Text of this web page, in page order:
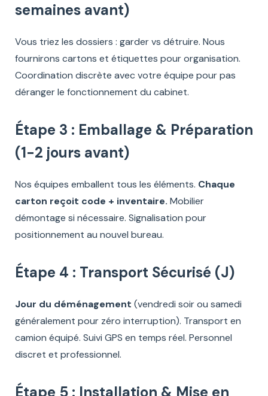
semaines avant)
Vous triez les dossiers : garder vs détruire. Nous
fournirons cartons et étiquettes pour organisation.
Coordination discrète avec votre équipe pour pas
déranger le fonctionnement du cabinet.
Étape 3 : Emballage & Préparation
(1-2 jours avant)
Nos équipes emballent tous les éléments. Chaque
carton reçoit code + inventaire. Mobilier
démontage si nécessaire. Signalisation pour
positionnement au nouvel bureau.
Étape 4 : Transport Sécurisé (J)
Jour du déménagement (vendredi soir ou samedi
généralement pour zéro interruption). Transport en
camion équipé. Suivi GPS en temps réel. Personnel
discret et professionnel.
Étape 5 : Installation & Mise en